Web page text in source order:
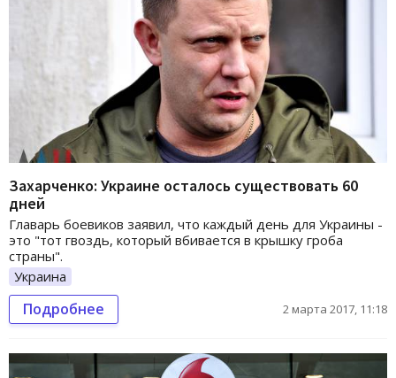
Захарченко: Украине осталось существовать 60
дней
Главарь боевиков заявил, что каждый день для Украины -
это "тот гвоздь, который вбивается в крышку гроба
страны".
Украина
Подробнее 2 марта 2017, 11:18